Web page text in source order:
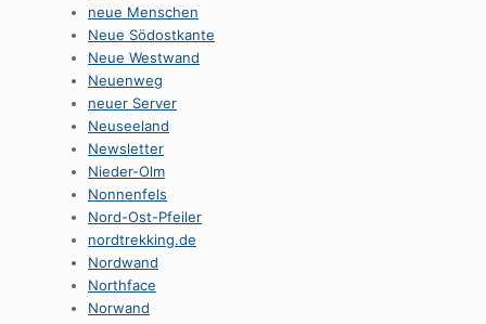
neue Menschen
Neue Södostkante
Neue Westwand
Neuenweg
neuer Server
Neuseeland
Newsletter
Nieder-Olm
Nonnenfels
Nord-Ost-Pfeiler
nordtrekking.de
Nordwand
Northface
Norwand